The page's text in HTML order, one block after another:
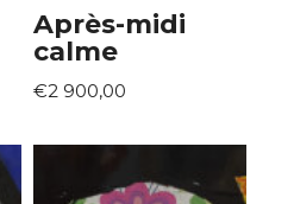
Après-midi
calme
€2 900,00